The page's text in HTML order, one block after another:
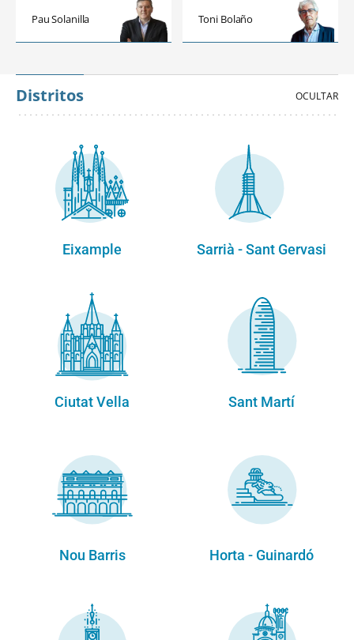
Pau Solanilla Toni Bolaño
Distritos
Eixample Sarrià - Sant Gervasi
Ciutat Vella Sant Martí
Nou Barris Horta - Guinardó